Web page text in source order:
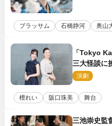
ブラッサム 石橋静河 奥山
「Tokyo
三大怪談に
「牡丹灯籠
演劇
檀れい 阪口珠美 舞台
三池崇史監